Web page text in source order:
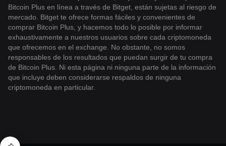
Bitcoin Plus en línea a través de Bitget, están sujetas al riesgo de
mercado. Bitget te ofrece formas fáciles y convenientes de
comprar Bitcoin Plus, y hacemos todo lo posible por informar
exhaustivamente a nuestros usuarios sobre cada criptomoneda
que ofrecemos en el exchange. No obstante, no somos
responsables de los resultados que puedan surgir de tu compra
de Bitcoin Plus. Ni esta página ni ninguna parte de la información
que incluye deben considerarse respaldos de ninguna
criptomoneda en particular.